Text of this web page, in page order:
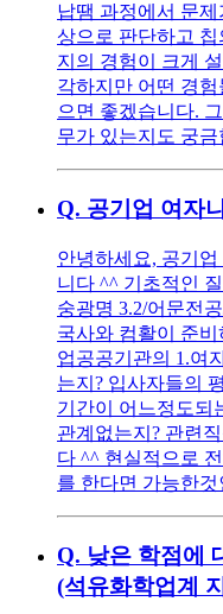
납땜 과정에서 문
상으로 판단하고
지의 경험이 크게
각하지만 어떤 경
으면 좋겠습니다.
무가 있는지도 궁
Q. 공기업 여자
안녕하세요, 공기
니다 ^^ 기초적인
숭광명 3.2/어문전
국사와 컴활이 준비
업공공기관의 1.여
는지? 입사자들의
기간이 어느정도되
관계없는지? 관련
다 ^^ 현실적으로
를 한다면 가능한
Q. 낮은 학점에
(석유화학업계